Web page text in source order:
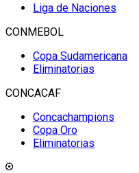
Liga de Naciones
CONMEBOL
Copa Sudamericana
Eliminatorias
CONCACAF
Concachampions
Copa Oro
Eliminatorias